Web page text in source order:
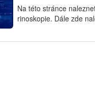
Na této stránce
rinoskopie. Dále zde